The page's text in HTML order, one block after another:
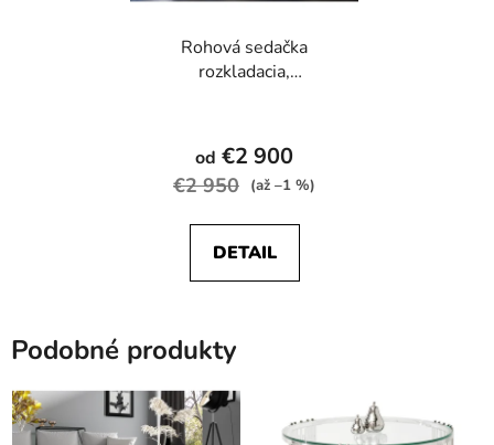
Rohová sedačka
rozkladacia,
hodnotenie
produktu
z
od €2 900
€2 950 (až –1 %)
DETAIL
Podobné produkty